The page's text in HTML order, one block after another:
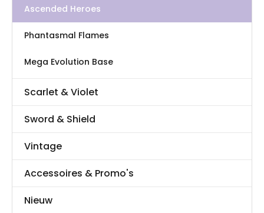
Ascended Heroes
Phantasmal Flames
Mega Evolution Base
Scarlet & Violet
Sword & Shield
Vintage
Accessoires & Promo's
Nieuw